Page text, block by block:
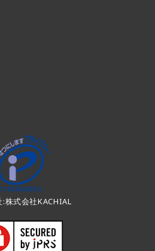
株式会社KACHIAL